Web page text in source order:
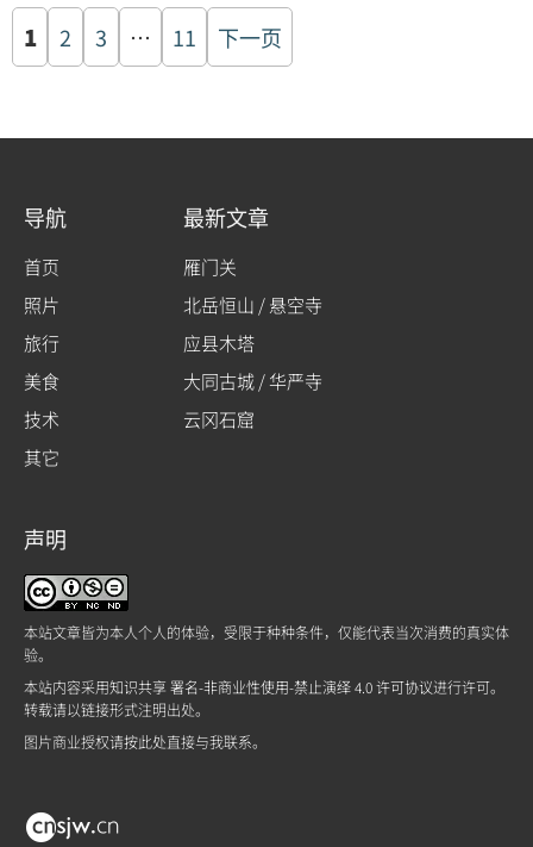
文
章
页
1 2 3 … 11 下一页
导航
首页
照片
旅行
美食
技术
其它
最新文章
雁门关
北岳恒山 / 悬空寺
应县木塔
大同古城 / 华严寺
云冈石窟
声明
本站文章皆为本人个人的体验，受限于种种条件，仅能代表当次消费的真实体
验。
本站内容采用知识共享 署名-非商业性使用-禁止演绎 4.0 许可协议进行许可。
转载请以链接形式注明出处。
图片商业授权请按此处直接与我联系。